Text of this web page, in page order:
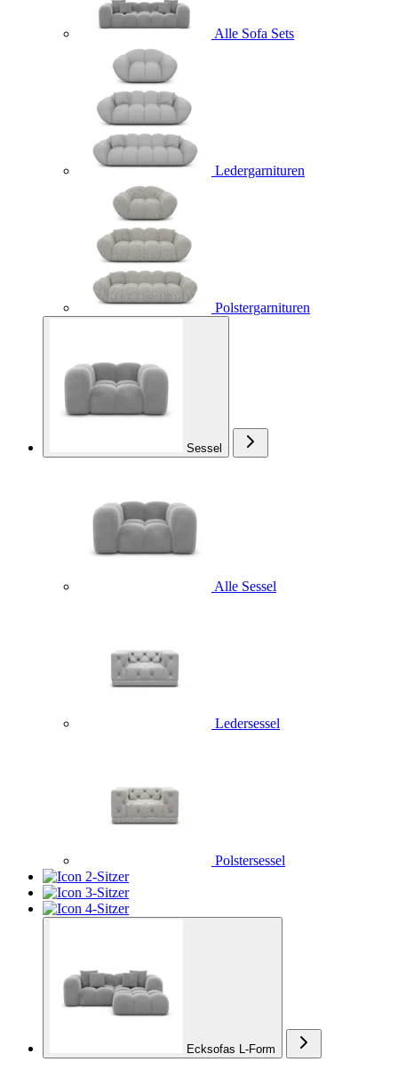
Alle Sofa Sets
Ledergarnituren
Polstergarnituren
Sessel
Alle Sessel
Ledersessel
Polstersessel
2-Sitzer
3-Sitzer
4-Sitzer
Ecksofas L-Form